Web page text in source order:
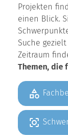
Projekten
einen Blick.
Suche
Zeitraum
Themen, die